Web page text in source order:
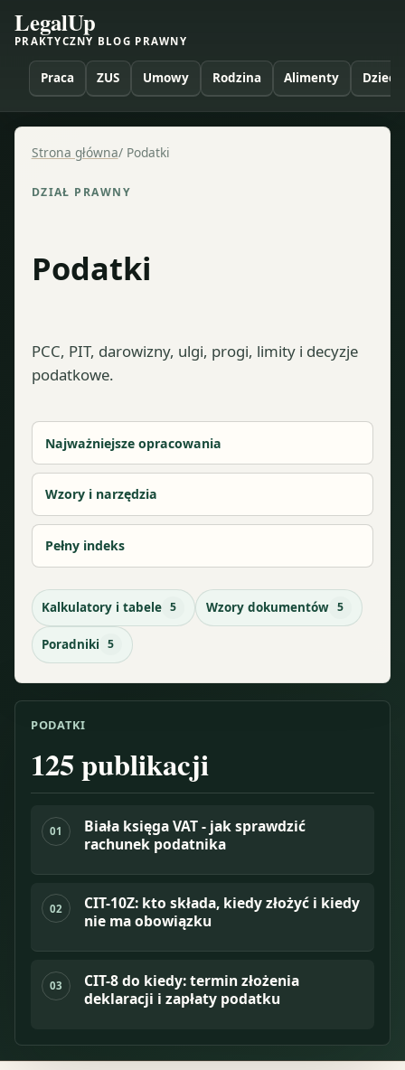
LegalUp
PRAKTYCZNY BLOG PRAWNY
Praca ZUS Umowy Rodzina Alimenty Dzieci
Strona główna/ Podatki
DZIAŁ PRAWNY
Podatki
PCC, PIT, darowizny, ulgi, progi, limity i decyzje
podatkowe.
Najważniejsze opracowania
Wzory i narzędzia
Pełny indeks
Kalkulatory i tabele 5 Wzory dokumentów 5
Poradniki 5
PODATKI
125publikacji
01
Biała księga VAT - jak sprawdzić
rachunek podatnika
02
CIT-10Z: kto składa, kiedy złożyć i kiedy
nie ma obowiązku
03
CIT-8 do kiedy: termin złożenia
deklaracji i zapłaty podatku